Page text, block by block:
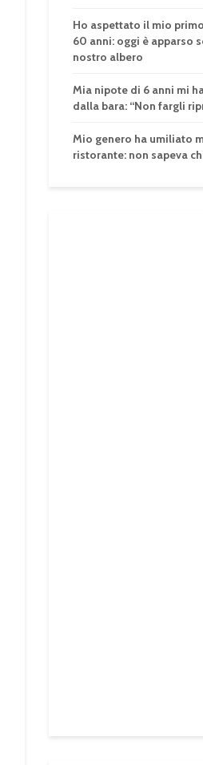
Ho aspettato il mio
60 anni: oggi è apparso
nostro albero
Mia nipote di 6 anni mi
dalla bara: “Non fargli
Mio genero ha umiliato
ristorante: non sapeva